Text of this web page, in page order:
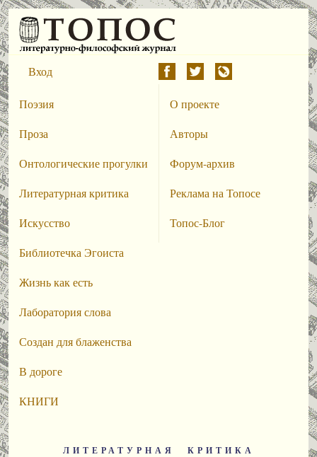
Вход
Поэзия
Проза
Онтологические прогулки
Литературная критика
Искусство
Библиотечка Эгоиста
Жизнь как есть
Лаборатория слова
Создан для блаженства
В дороге
КНИГИ
О проекте
Авторы
Форум-архив
Реклама на Топосе
Топос-Блог
ЛИТЕРАТУРНАЯ КРИТИКА